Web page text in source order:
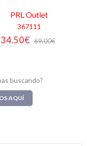
PRLOutlet
367111
34.50€ 69.00€
buscando?
AQUÍ